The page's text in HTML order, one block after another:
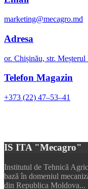
marketing@mecagro.md
Adresa
or. Chișinău, str.
Telefon Magazin
+373 (22) 47–53–41
IS ITA "Mecagro"
Institutul de Tehnică
bază în domeniul
din Republica Moldova...